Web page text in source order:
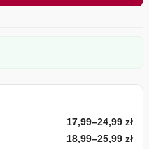
17,99–24,99 zł
18,99–25,99 zł